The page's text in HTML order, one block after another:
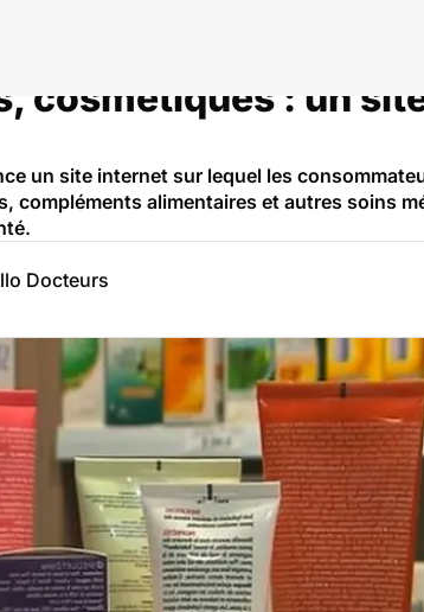
cosmétiques : un
un site internet sur lequel les
compléments alimentaires et autres soins
Docteurs